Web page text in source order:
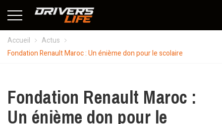
Accueil
Actus
Fondation Renault Maroc : Un énième don pour le scolaire
Fondation Renault Maroc :
Un énième don pour le